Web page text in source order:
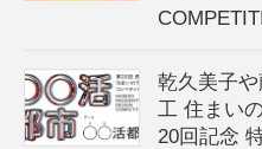
乾久美子
工 住まい
20回記念